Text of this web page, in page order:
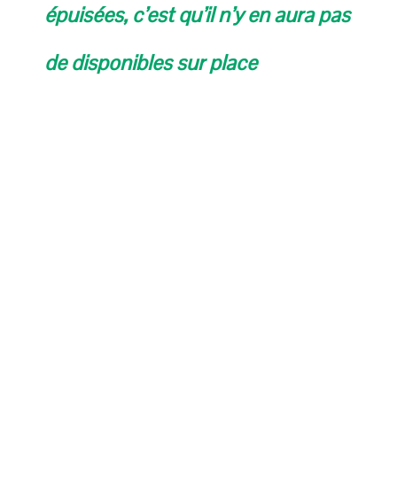
épuisées, c’est qu’il n’y en aura pas
de disponibles sur place